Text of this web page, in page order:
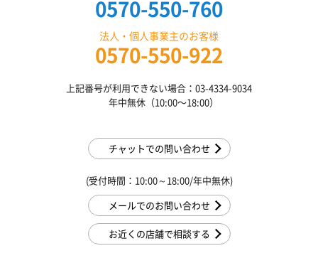
0570-550-760
法人・個人事業主のお客様
0570-550-922
上記番号が利用できない場合：03-4334-9034
年中無休（10:00〜18:00）
チャットでの問い合わせ
(受付時間：10:00～18:00/年中無休)
メールでのお問い合わせ
お近くの店舗で相談する